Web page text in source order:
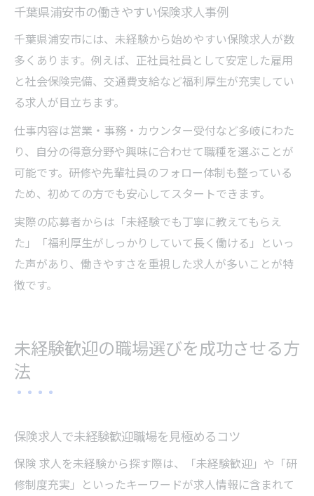
千葉県浦安市の働きやすい保険求人事例
千葉県浦安市には、未経験から始めやすい保険求人が数
多くあります。例えば、正社員社員として安定した雇用
と社会保険完備、交通費支給など福利厚生が充実してい
る求人が目立ちます。
仕事内容は営業・事務・カウンター受付など多岐にわた
り、自分の得意分野や興味に合わせて職種を選ぶことが
可能です。研修や先輩社員のフォロー体制も整っている
ため、初めての方でも安心してスタートできます。
実際の応募者からは「未経験でも丁寧に教えてもらえ
た」「福利厚生がしっかりしていて長く働ける」といっ
た声があり、働きやすさを重視した求人が多いことが特
徴です。
未経験歓迎の職場選びを成功させる方
法
保険求人で未経験歓迎職場を見極めるコツ
保険 求人を未経験から探す際は、「未経験歓迎」や「研
修制度充実」といったキーワードが求人情報に含まれて